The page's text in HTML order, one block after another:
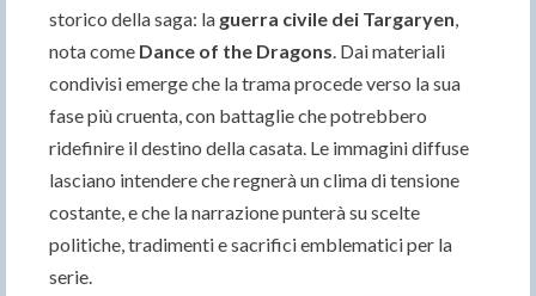
storico della saga: la guerra civile dei Targaryen,
nota come Dance of the Dragons. Dai materiali
condivisi emerge che la trama procede verso la sua
fase più cruenta, con battaglie che potrebbero
ridefinire il destino della casata. Le immagini diffuse
lasciano intendere che regnerà un clima di tensione
costante, e che la narrazione punterà su scelte
politiche, tradimenti e sacrifici emblematici per la
serie.